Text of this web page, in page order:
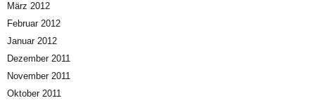
März 2012
Februar 2012
Januar 2012
Dezember 2011
November 2011
Oktober 2011